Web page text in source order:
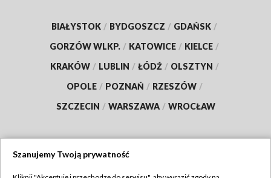
BIAŁYSTOK / BYDGOSZCZ / GDAŃSK /
GORZÓW WLKP. / KATOWICE / KIELCE /
KRAKÓW / LUBLIN / ŁÓDŹ / OLSZTYN /
OPOLE / POZNAŃ / RZESZÓW /
SZCZECIN / WARSZAWA / WROCŁAW
Szanujemy Twoją prywatność